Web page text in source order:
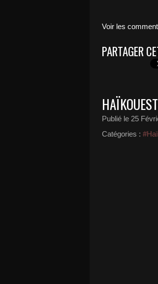
Voir les
PARTAGER
Publié le 25
Catégories :